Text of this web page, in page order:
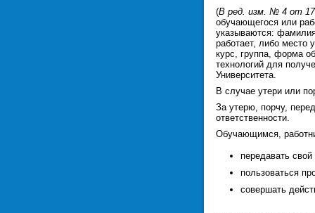
(В ред. изм. № 4 от
обучающегося или
указываются:
работает, либо место
курс, группа, форма
технологий для
Университета.
В случае утери или
За утерю, порчу,
ответственности.
Обучающимся,
передавать
пользоваться
совершать